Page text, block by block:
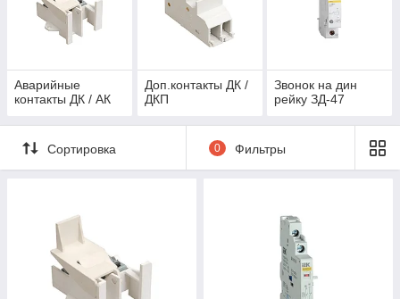
Аварийные
контакты ДК / АК
Доп.контакты ДК /
ДКП
Звонок на дин
рейку ЗД-47
Сортировка 0 Фильтры